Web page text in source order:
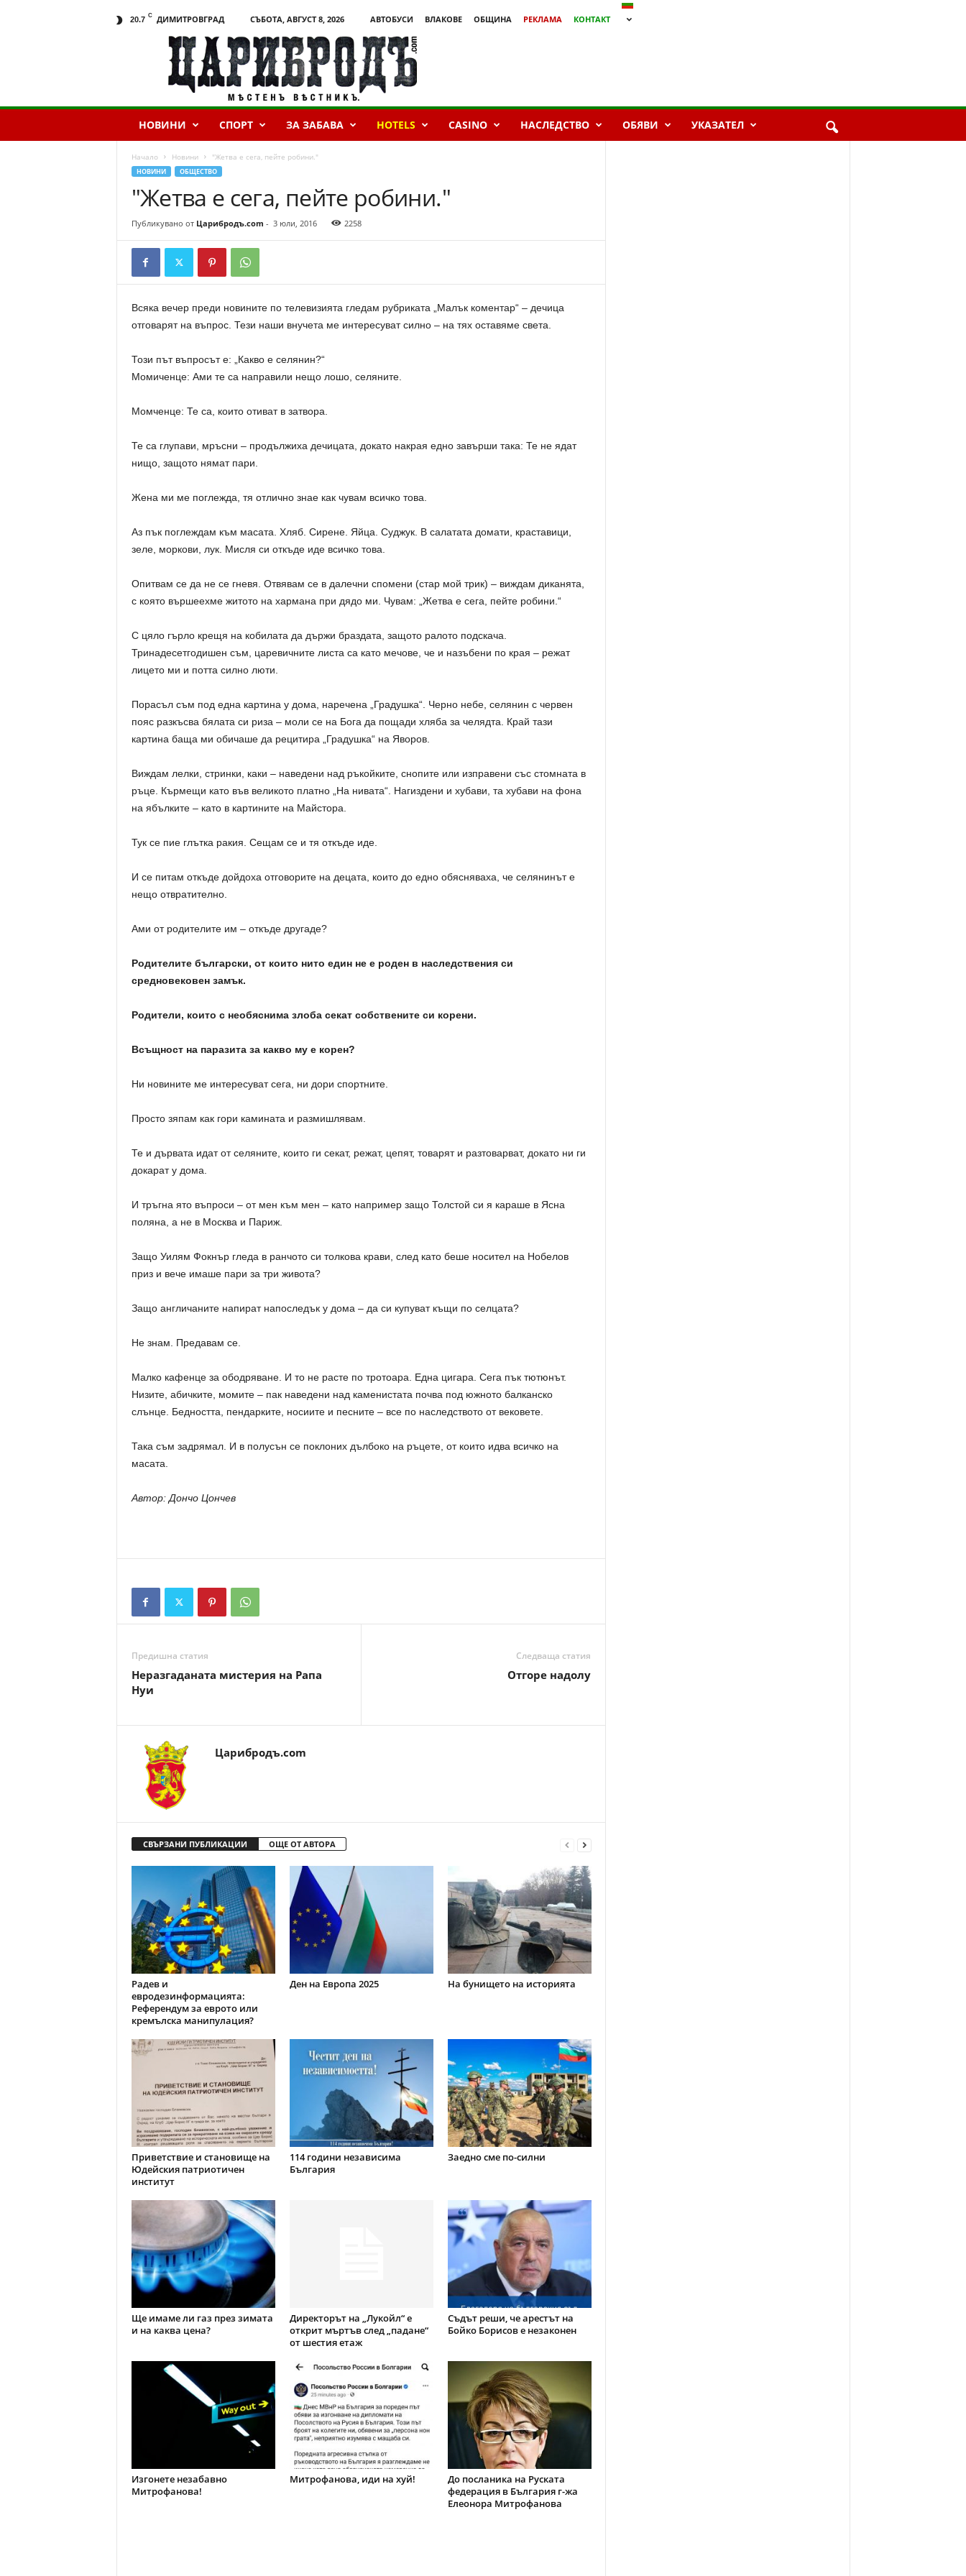
20.7 C ДИМИТРОВГРАД СЪБОТА, АВГУСТ 8, 2026 АВТОБУСИ ВЛАКОВЕ ОБЩИНА РЕКЛАМА
КОНТАКТ
р
д
НОВИНИ СПОРТ ЗА ЗАБАВА HOTELS CASINO НАСЛЕДСТВО ОБЯВИ УКАЗАТЕЛ
Начало Новини "Жетва е сега, пейте робини."
НОВИНИ ОБЩЕСТВО
"Жетва е сега, пейте робини."
Публикувано от Царибродъ.com - 3 юли, 2016 2258
Всяка вечер преди новините по телевизията гледам рубриката „Малък коментар“ – дечица
отговарят на въпрос. Тези наши внучета ме интересуват силно – на тях оставяме света.
Този път въпросът е: „Какво е селянин?“
Момиченце: Ами те са направили нещо лошо, селяните.
Момченце: Те са, които отиват в затвора.
Те са глупави, мръсни – продължиха дечицата, докато накрая едно завърши така: Те не ядат
нищо, защото нямат пари.
Жена ми ме поглежда, тя отлично знае как чувам всичко това.
Аз пък поглеждам към масата. Хляб. Сирене. Яйца. Суджук. В салатата домати, краставици,
зеле, моркови, лук. Мисля си откъде иде всичко това.
Опитвам се да не се гневя. Отвявам се в далечни спомени (стар мой трик) – виждам диканята,
с която вършеехме житото на хармана при дядо ми. Чувам: „Жетва е сега, пейте робини.“
С цяло гърло крещя на кобилата да държи браздата, защото ралото подскача.
Тринадесетгодишен съм, царевичните листа са като мечове, че и назъбени по края – режат
лицето ми и потта силно люти.
Порасъл съм под една картина у дома, наречена „Градушка“. Черно небе, селянин с червен
пояс разкъсва бялата си риза – моли се на Бога да пощади хляба за челядта. Край тази
картина баща ми обичаше да рецитира „Градушка“ на Яворов.
Виждам лелки, стринки, каки – наведени над ръкойките, снопите или изправени със стомната в
ръце. Кърмещи като във великото платно „На нивата“. Нагиздени и хубави, та хубави на фона
на ябълките – като в картините на Майстора.
Тук се пие глътка ракия. Сещам се и тя откъде иде.
И се питам откъде дойдоха отговорите на децата, които до едно обясняваха, че селянинът е
нещо отвратително.
Ами от родителите им – откъде другаде?
Родителите български, от които нито един не е роден в наследствения си
средновековен замък.
Родители, които с необяснима злоба секат собствените си корени.
Всъщност на паразита за какво му е корен?
Ни новините ме интересуват сега, ни дори спортните.
Просто зяпам как гори камината и размишлявам.
Те и дървата идат от селяните, които ги секат, режат, цепят, товарят и разтоварват, докато ни ги
докарат у дома.
И тръгна ято въпроси – от мен към мен – като например защо Толстой си я караше в Ясна
поляна, а не в Москва и Париж.
Защо Уилям Фокнър гледа в ранчото си толкова крави, след като беше носител на Нобелов
приз и вече имаше пари за три живота?
Защо англичаните напират напоследък у дома – да си купуват къщи по селцата?
Не знам. Предавам се.
Малко кафенце за ободряване. И то не расте по тротоара. Една цигара. Сега пък тютюнът.
Низите, абичките, момите – пак наведени над каменистата почва под южното балканско
слънце. Бедността, пендарките, носиите и песните – все по наследството от вековете.
Така съм задрямал. И в полусън се поклоних дълбоко на ръцете, от които идва всичко на
масата.
Автор: Дончо Цончев
Предишна статия
Неразгаданата мистерия на Рапа
Нуи
Следваща статия
Отгоре надолу
Царибродъ.com
СВЪРЗАНИ ПУБЛИКАЦИИ ОЩЕ ОТ АВТОРА
Радев и
евродезинформацията:
Референдум за еврото или
кремълска манипулация?
Ден на Европа 2025 На бунището на историята
Приветствие и становище на
Юдейския патриотичен
институт
114 години независима
България
Заедно сме по-силни
Ще имаме ли газ през зимата
и на каква цена?
Директорът на „Лукойл“ е
открит мъртъв след „падане“
от шестия етаж
Съдът реши, че арестът на
Бойко Борисов е незаконен
Изгонете незабавно
Митрофанова!
Митрофанова, иди на хуй!
До посланика на Руската
федерация в България г-жа
Елеонора Митрофанова